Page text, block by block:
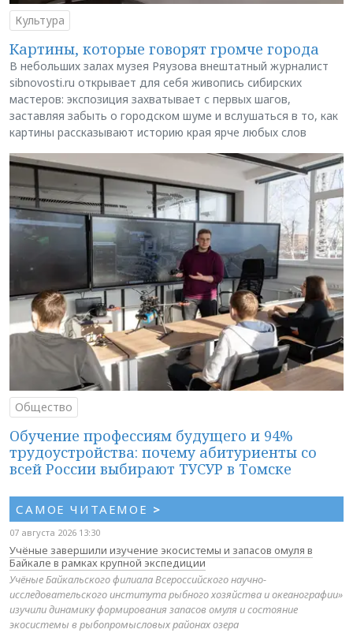
Культура
Картины, которые говорят громче города
В небольших залах музея Ряузова внештатный журналист
sibnovosti.ru открывает для себя живопись сибирских
мастеров: экспозиция захватывает с первых шагов,
заставляя забыть о городском шуме и вслушаться в то, как
картины рассказывают историю края ярче любых слов
Общество
Обучение профессиям будущего и 94%
трудоустройства: почему абитуриенты со
всей России выбирают ТУСУР в Томске
САМОЕ ЧИТАЕМОЕ >
07 августа 2026 13:30
Учёные завершили изучение экосистемы и запасов омуля в
Байкале в рамках крупной экспедиции
Учёные Байкальского филиала Всероссийского научно-
исследовательского института рыбного хозяйства и океанографии»
изучили динамику формирования запасов омуля и состояние
экосистемы в рыбопромысловых районах озера